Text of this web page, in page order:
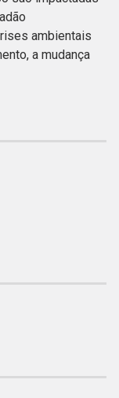
ambientais
a mudança